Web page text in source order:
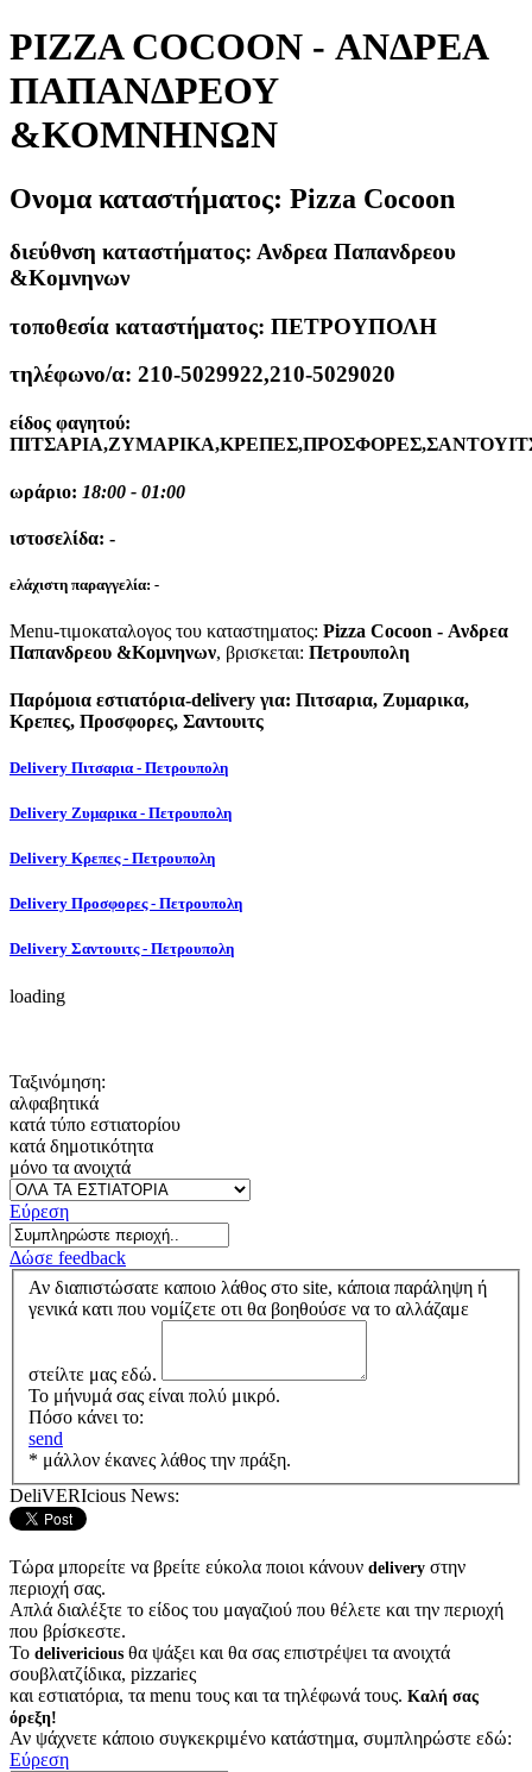
PIZZA COCOON - ΑΝΔΡΕΑ
ΠΑΠΑΝΔΡΕΟΥ
&ΚΟΜΝΗΝΩΝ
Ονομα καταστήματος: Pizza Cocoon
διεύθνση καταστήματος: Ανδρεα Παπανδρεου
&Κομνηνων
τοποθεσία καταστήματος: ΠΕΤΡΟΥΠΟΛΗ
τηλέφωνο/α: 210-5029922,210-5029020
είδος φαγητού:
ωράριο: 18:00 - 01:00
ιστοσελίδα: -
ελάχιστη παραγγελία: -
Menu-τιμοκαταλογος του καταστηματος: Pizza Cocoon - Ανδρεα
Παπανδρεου &Κομνηνων, βρισκεται: Πετρουπολη
Παρόμοια εστιατόρια-delivery για: Πιτσαρια, Ζυμαρικα,
Κρεπες, Προσφορες, Σαντουιτς
Delivery Πιτσαρια - Πετρουπολη
Delivery Ζυμαρικα - Πετρουπολη
Delivery Κρεπες - Πετρουπολη
Delivery Προσφορες - Πετρουπολη
Delivery Σαντουιτς - Πετρουπολη
loading
Ταξινόμηση:
αλφαβητικά
κατά τύπο εστιατορίου
κατά δημοτικότητα
μόνο τα ανοιχτά
Εύρεση
Δώσε feedback
Αν διαπιστώσατε καποιο λάθος στο site, κάποια παράληψη ή
γενικά κατι που νομίζετε οτι θα βοηθούσε να το αλλάζαμε
στείλτε μας εδώ.
Το μήνυμά σας είναι πολύ μικρό.
Πόσο κάνει το:
send
* μάλλον έκανες λάθος την πράξη.
DeliVERIcious News:
Τώρα μπορείτε να βρείτε εύκολα ποιοι κάνουν delivery στην
περιοχή σας.
Απλά διαλέξτε το είδος του μαγαζιού που θέλετε και την περιοχή
που βρίσκεστε.
Το delivericious θα ψάξει και θα σας επιστρέψει τα ανοιχτά
σουβλατζίδικα, pizzariες
και εστιατόρια, τα menu τους και τα τηλέφωνά τους. Καλή σας
όρεξη!
Αν ψάχνετε κάποιο συγκεκριμένο κατάστημα, συμπληρώστε εδώ:
Εύρεση